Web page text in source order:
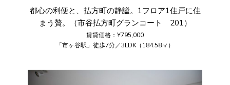
都心の利便と、払方町の静謐。1フロア1住戸に住
まう贅。（市谷払方町グランコート 201）
賃貸価格：¥795,000
「市ヶ谷駅」徒歩7分／3LDK（184.58㎡）